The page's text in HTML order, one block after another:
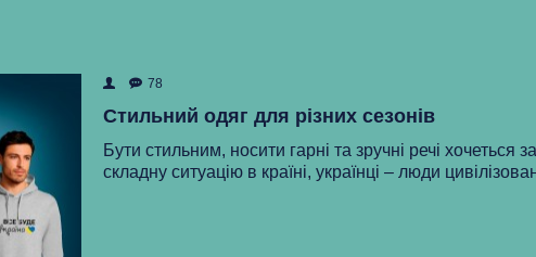
78
Стильний одяг для різних сезонів
Бути стильним, носити гарні та зручні речі хочеться
складну ситуацію в країні, українці – люди